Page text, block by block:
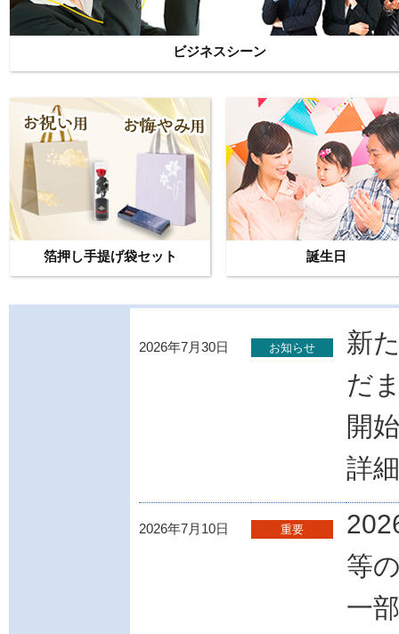
ビジネスシーン
箔押し手提げ袋セット 誕生日
2026年7月30日 お知らせ
新
だ
開
詳
2026年7月10日 重要
等
一